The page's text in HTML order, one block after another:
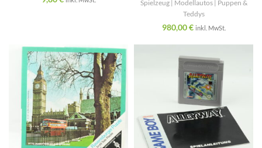
Spielzeug | Modellautos | Puppen &
Teddys
980,00€ inkl. MwSt.